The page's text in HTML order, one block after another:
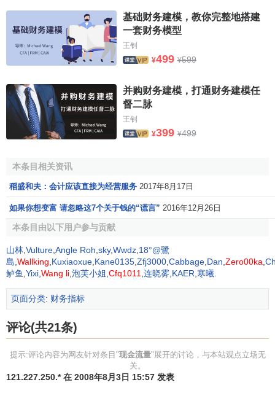
经营活动是指直接进行产品生产、商品销售
的活动，它们是企业取得收益的主要交易和事项。
围内的投资及其处置活动。
筹资活动，是指导致企业资本及债务规模和构成发生变
化的活动。
类报告，目的是便于报表使用人了解各类活动对
况的影响，以及估量未来的现金流量。
在上述划分的基础上，又将各大类活动的现金流量分为
现金流入量和现金流出量两类，即经营活动现金流入、经营
资活动现金流入、筹资活动现金流出。
现金流量的重要性 [1]
现金流量按其来源性质不同分为三类:经营活动产生的现
金流量、投资活动
量。现金流量即是指企业在一定会计期间 以收付实现制为基
础，通过一定经济活动(诸如经营活动、投资活动、筹资活动
和非经常性项目)而产生的现金流入、现金流出及其差量情况
基础财务建模，教你完整地搭建
一套财务模型
王钊
¥499 ¥599
并购财务建模，打通财务建模任
督二脉
王钊
¥399 ¥499
本条目相关资讯
稻盛和夫：会计应该直接为经营服务 2017年8月17日
如果你想变富 请忽略这7个关于钱的“谎言” 2016年12月26日
本条目由以下用户参与贡献
山林 Vulture Angle Roh sky,Wwdz 18°@鷺
島 Wallking Kuxiaoxue Kane0135 Zfj3000 Cabbage Dan Zero00ka
鲈鱼 Yixi Wang li 泡芙小姐 Cfq1011 连晓雾 KAER 寒曦
页面分类: 财务指标
评论(共21条)
提示:评论内容为网友针对条目"现金流量"展开的讨论，与本站观点立场无
关。
121.227.250.* 在 2008年8月3日 15:57 发表